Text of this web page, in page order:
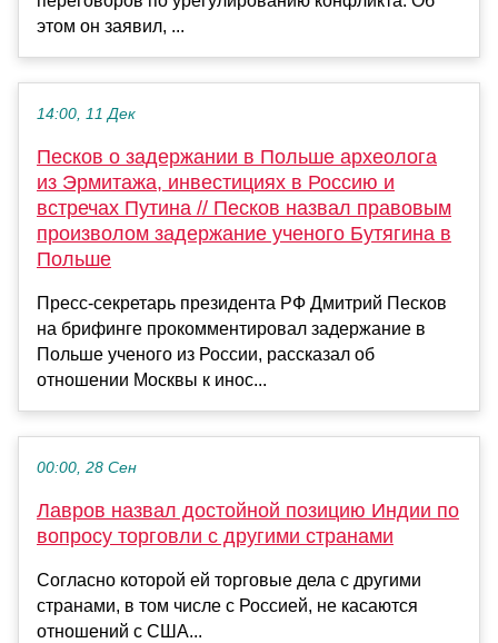
этом он заявил, ...
14:00, 11 Дек
Песков о задержании в Польше археолога
из Эрмитажа, инвестициях в Россию и
встречах Путина // Песков назвал правовым
произволом задержание ученого Бутягина в
Польше
Пресс-секретарь президента РФ Дмитрий Песков
на брифинге прокомментировал задержание в
Польше ученого из России, рассказал об
отношении Москвы к инос...
00:00, 28 Сен
Лавров назвал достойной позицию Индии по
вопросу торговли с другими странами
Согласно которой ей торговые дела с другими
странами, в том числе с Россией, не касаются
отношений с США...